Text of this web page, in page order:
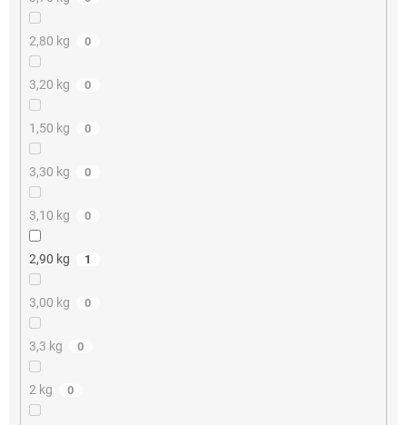
2,80 kg 0
3,20 kg 0
1,50 kg 0
3,30 kg 0
3,10 kg 0
2,90 kg 1
3,00 kg 0
3,3 kg 0
2 kg 0